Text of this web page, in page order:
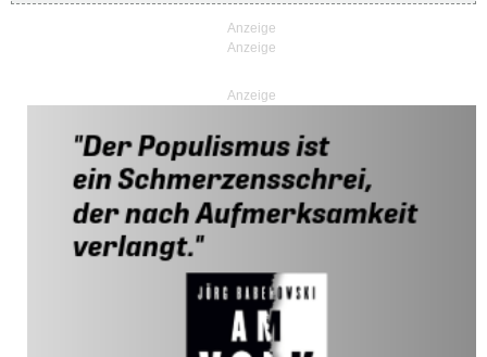
Anzeige